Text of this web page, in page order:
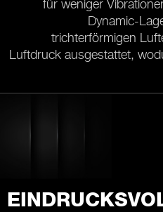
für weniger
Dynamic-
trichterförmigen
Luftdruck ausgestattet,